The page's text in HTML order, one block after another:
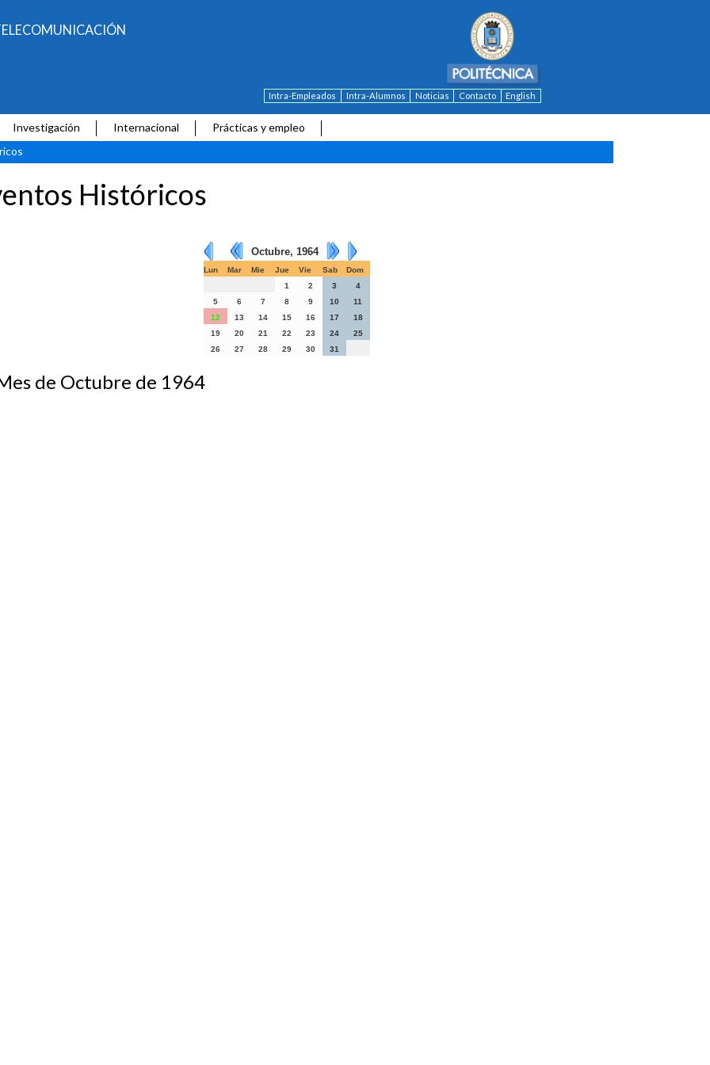
Intra-Empleados Intra-Alumnos Noticias Contacto English
Investigación Internacional
Prácticas y empleo
Históricos
Octubre, 1964
Lun Mar Mie Jue Vie Sab
Dom
1
2 3
4
5
6 7 8 9 10
11
12
13 14 15 16 17
18
19
20 21 22 23 24
25
26
27 28 29 30 31
de Octubre de 1964